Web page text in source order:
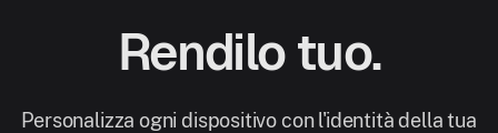
Rendilo tuo.
Personalizza ogni dispositivo con l'identità della tua